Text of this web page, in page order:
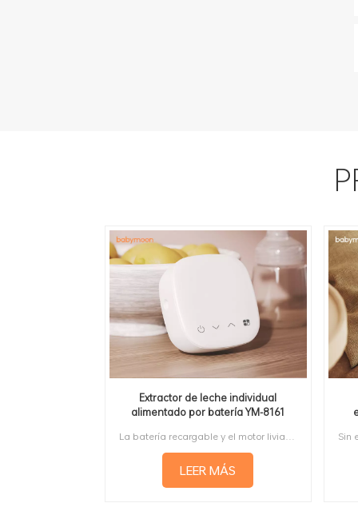
Extractor de leche individual
alimentado por batería YM-8161
La batería recargable y el motor liviano le permiten bombear sobre la marcha, expresar cuando no hay toma de corriente, ni cables para transportar.ODM y OEM están disponibles.
LEER MÁS